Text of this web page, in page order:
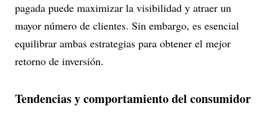
pagada puede maximizar la visibilidad y atraer un
mayor número de clientes. Sin embargo, es esencial
equilibrar ambas estrategias para obtener el mejor
retorno de inversión.
Tendencias y comportamiento del consumidor